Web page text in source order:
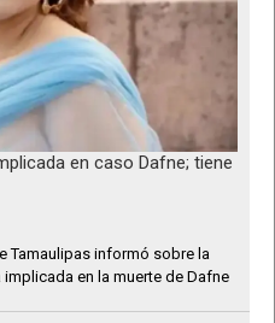
en caso Dafne; tiene
Tamaulipas informó sobre la
en la muerte de Dafne